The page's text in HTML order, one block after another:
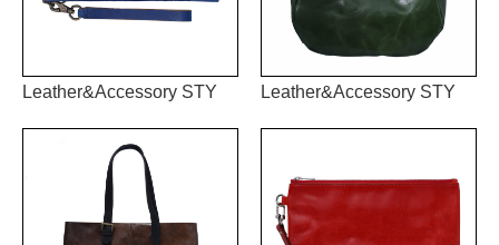
Leather&Accessory STY Leather&Accessory STY